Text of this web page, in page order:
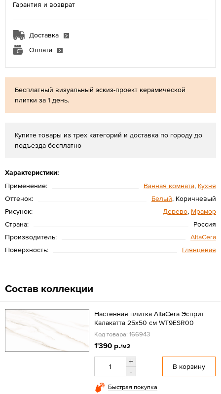
Бесплатный визуальный эскиз-проект керамической
плитки за 1 день.
Купите товары из трех категорий и доставка по городу до
подъезда бесплатно
Характеристики:
Применение:
Ванная комната, Кухня
Оттенок:
Белый, Коричневый
Рисунок:
Дерево, Мрамор
Страна:
Россия
Производитель:
AltaCera
Поверхность:
Глянцевая
Гарантия и возврат
Доставка
Оплата
Состав коллекции
Настенная плитка AltaCera Эсприт
Калакатта 25x50 см WT9ESR00
Код товара: 166943
1'390 р./м2
+
-
В корзину
Быстрая покупка